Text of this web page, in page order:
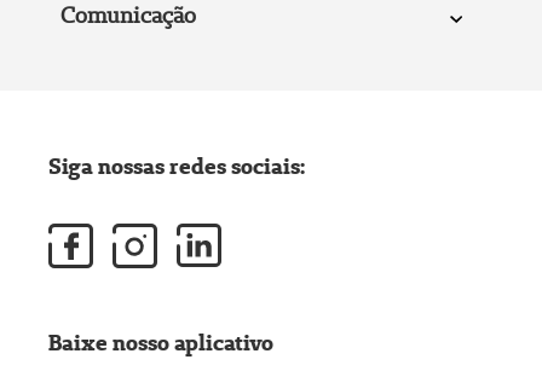
Comunicação
Siga nossas redes sociais:
Baixe nosso aplicativo